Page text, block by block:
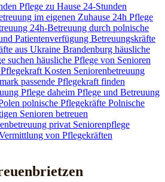
Pflege zu Hause 24-Stunden
im eigenen Zuhause 24h Pflege
24h-Betreuung durch polnische
Patientenverfügung Betreuungskräfte
aus Ukraine Brandenburg häusliche
suchen häusliche Pflege von Senioren
Kosten Seniorenbetreuung
passende Pflegekraft finden
Pflege daheim Pflege und Betreuung
polnische Pflegekräfte Polnische
Senioren betreuen
privat Seniorenpflege
von Pflegekräften